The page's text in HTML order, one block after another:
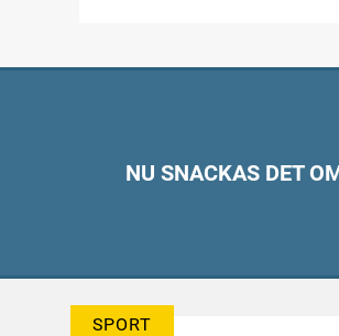
NU SNACKAS DET
SPORT